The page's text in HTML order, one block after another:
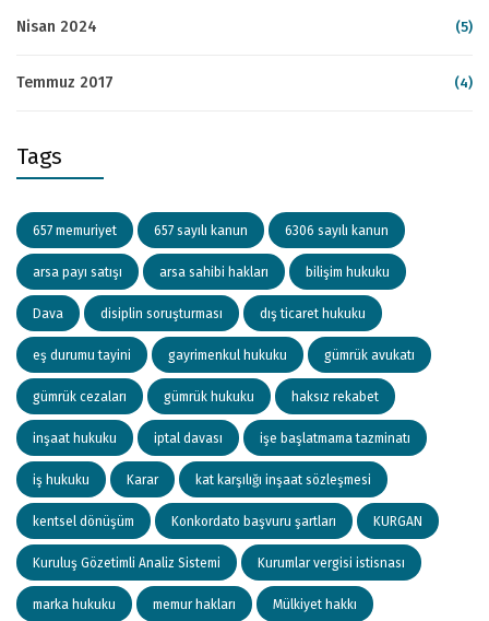
Nisan 2024 (5)
Temmuz 2017 (4)
Tags
657 memuriyet 657 sayılı kanun 6306 sayılı kanun
arsa payı satışı arsa sahibi hakları bilişim hukuku
Dava disiplin soruşturması dış ticaret hukuku
eş durumu tayini gayrimenkul hukuku gümrük avukatı
gümrük cezaları gümrük hukuku haksız rekabet
inşaat hukuku iptal davası işe başlatmama tazminatı
iş hukuku Karar kat karşılığı inşaat sözleşmesi
kentsel dönüşüm Konkordato başvuru şartları KURGAN
Kuruluş Gözetimli Analiz Sistemi Kurumlar vergisi istisnası
marka hukuku memur hakları Mülkiyet hakkı